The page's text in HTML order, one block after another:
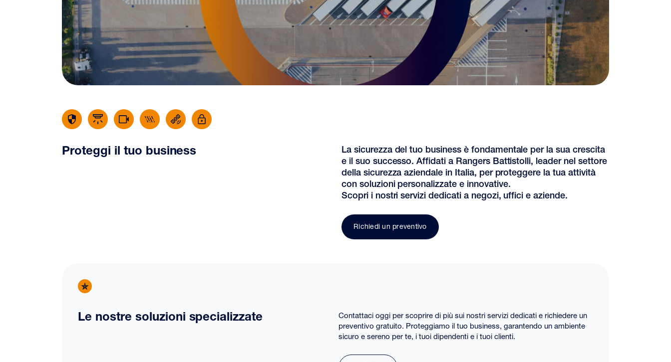
La sicurezza del tuo business è fondamentale per la sua crescita
e il suo successo. Affidati a Rangers Battistolli, leader nel settore
della sicurezza aziendale in Italia, per proteggere la tua attività
con soluzioni personalizzate e innovative.
Scopri i nostri servizi dedicati a negozi, uffici e aziende.
Richiedi un preventivo
Proteggi il tuo business
Le nostre soluzioni specializzate
Contattaci oggi per scoprire di più sui nostri servizi dedicati e richiedere un
preventivo gratuito. Proteggiamo il tuo business, garantendo un ambiente
sicuro e sereno per te, i tuoi dipendenti e i tuoi clienti.